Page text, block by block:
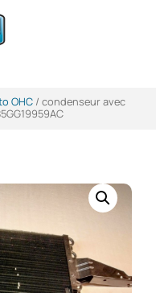
OHC / condenseur avec